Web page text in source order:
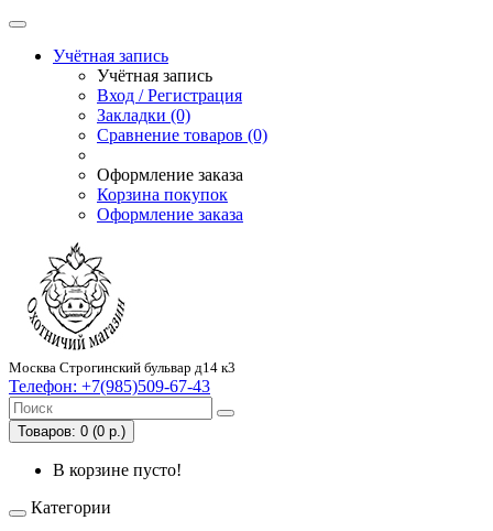
Учётная запись
Учётная запись
Вход / Регистрация
Закладки (0)
Сравнение товаров (0)
Оформление заказа
Корзина покупок
Оформление заказа
Москва Строгинский бульвар д14 к3
Телефон: +7(985)509-67-43
Товаров: 0 (0 р.)
В корзине пусто!
Категории